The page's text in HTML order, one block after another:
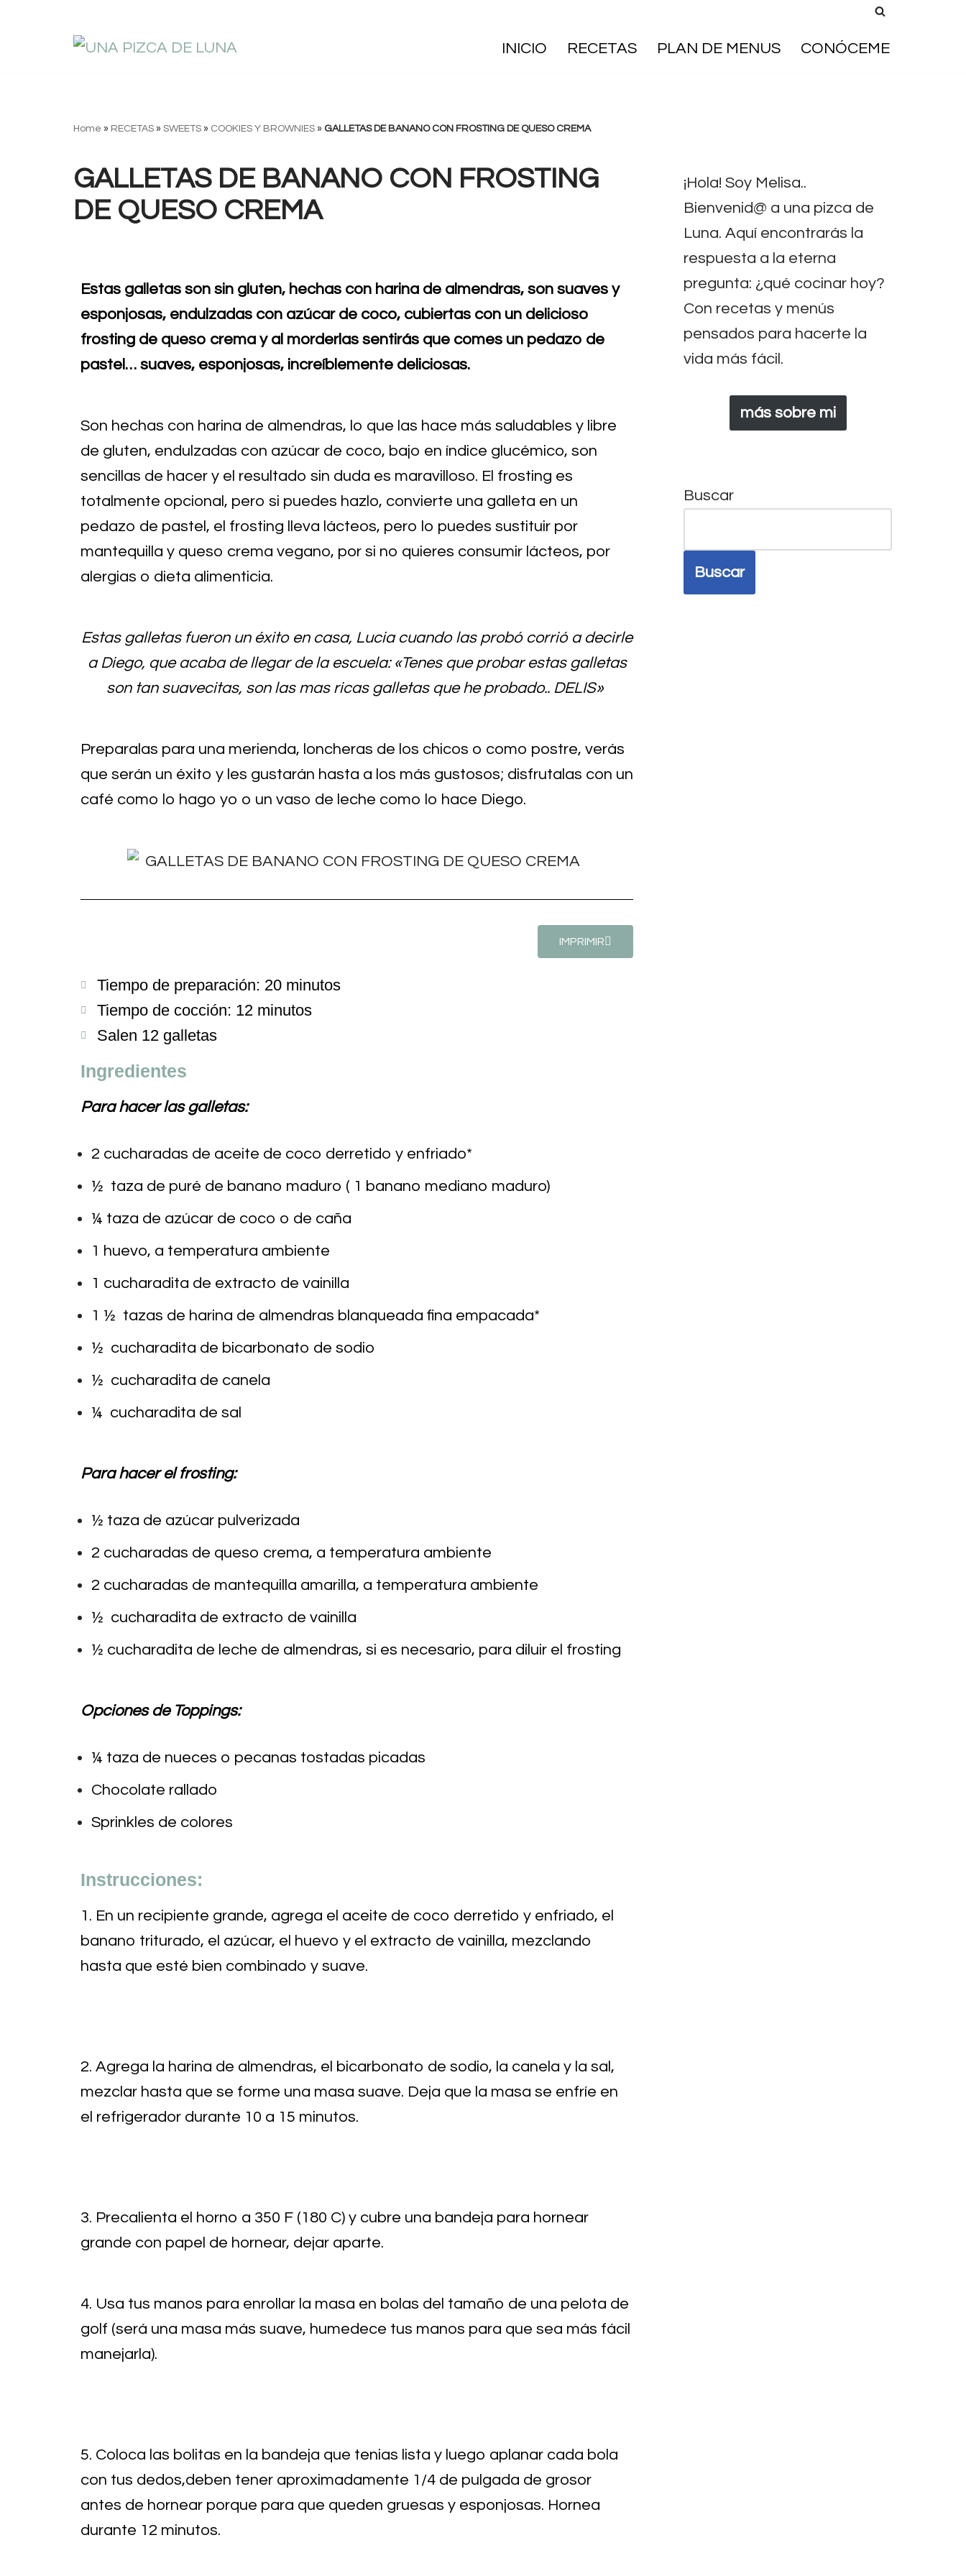
INICIO RECETAS PLAN DE MENUS CONÓCEME
Home » RECETAS » SWEETS » COOKIES Y BROWNIES » GALLETAS DE BANANO CON FROSTING DE QUESO CREMA
GALLETAS DE BANANO CON FROSTING
DE QUESO CREMA
Estas galletas son sin gluten, hechas con harina de almendras, son suaves y
esponjosas, endulzadas con azúcar de coco, cubiertas con un delicioso
frosting de queso crema y al morderlas sentirás que comes un pedazo de
pastel… suaves, esponjosas, increíblemente deliciosas.
Son hechas con harina de almendras, lo que las hace más saludables y libre
de gluten, endulzadas con azúcar de coco, bajo en índice glucémico, son
sencillas de hacer y el resultado sin duda es maravilloso. El frosting es
totalmente opcional, pero si puedes hazlo, convierte una galleta en un
pedazo de pastel, el frosting lleva lácteos, pero lo puedes sustituir por
mantequilla y queso crema vegano, por si no quieres consumir lácteos, por
alergias o dieta alimenticia.
Estas galletas fueron un éxito en casa, Lucia cuando las probó corrió a decirle
a Diego, que acaba de llegar de la escuela: «Tenes que probar estas galletas
son tan suavecitas, son las mas ricas galletas que he probado.. DELIS»
Preparalas para una merienda, loncheras de los chicos o como postre, verás
que serán un éxito y les gustarán hasta a los más gustosos; disfrutalas con un
café como lo hago yo o un vaso de leche como lo hace Diego.
IMPRIMIR
Tiempo de preparación: 20 minutos
Tiempo de cocción: 12 minutos
Salen 12 galletas
Ingredientes
Para hacer las galletas:
2 cucharadas de aceite de coco derretido y enfriado*
½ taza de puré de banano maduro ( 1 banano mediano maduro)
¼ taza de azúcar de coco o de caña
1 huevo, a temperatura ambiente
1 cucharadita de extracto de vainilla
1 ½ tazas de harina de almendras blanqueada fina empacada*
½ cucharadita de bicarbonato de sodio
½ cucharadita de canela
¼ cucharadita de sal
Para hacer el frosting:
½ taza de azúcar pulverizada
2 cucharadas de queso crema, a temperatura ambiente
2 cucharadas de mantequilla amarilla, a temperatura ambiente
½ cucharadita de extracto de vainilla
½ cucharadita de leche de almendras, si es necesario, para diluir el frosting
Opciones de Toppings:
¼ taza de nueces o pecanas tostadas picadas
Chocolate rallado
Sprinkles de colores
Instrucciones:
1. En un recipiente grande, agrega el aceite de coco derretido y enfriado, el
banano triturado, el azúcar, el huevo y el extracto de vainilla, mezclando
hasta que esté bien combinado y suave.
2. Agrega la harina de almendras, el bicarbonato de sodio, la canela y la sal,
mezclar hasta que se forme una masa suave. Deja que la masa se enfríe en
el refrigerador durante 10 a 15 minutos.
3. Precalienta el horno a 350 F (180 C) y cubre una bandeja para hornear
grande con papel de hornear, dejar aparte.
4. Usa tus manos para enrollar la masa en bolas del tamaño de una pelota de
golf (será una masa más suave, humedece tus manos para que sea más fácil
manejarla).
5. Coloca las bolitas en la bandeja que tenias lista y luego aplanar cada bola
con tus dedos,deben tener aproximadamente 1/4 de pulgada de grosor
antes de hornear porque para que queden gruesas y esponjosas. Hornea
durante 12 minutos.
¡Hola! Soy Melisa..
Bienvenid@ a una pizca de
Luna. Aquí encontrarás la
respuesta a la eterna
pregunta: ¿qué cocinar hoy?
Con recetas y menús
pensados para hacerte la
vida más fácil.
más sobre mi
Buscar
Buscar